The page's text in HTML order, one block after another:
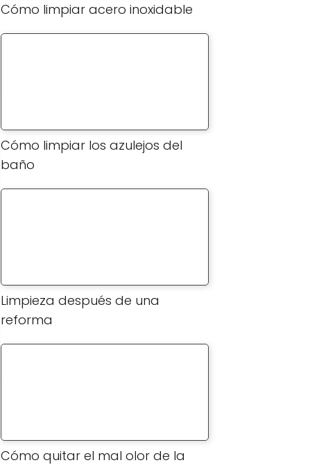
Cómo limpiar acero inoxidable
Cómo limpiar los azulejos del
baño
Limpieza después de una
reforma
Cómo quitar el mal olor de la